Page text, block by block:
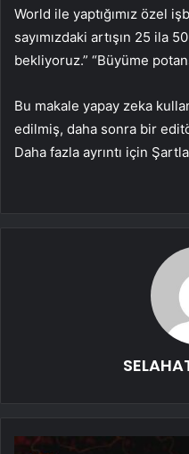
World ile yaptığımız özel
sayımızdaki artışın 25 ila
bekliyoruz.” “Büyüme
Bu makale yapay zeka
edilmiş, daha sonra bir
Daha fazla ayrıntı için